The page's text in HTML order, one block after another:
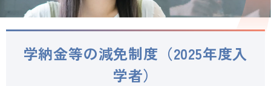
ゲ
ー
ー
シ
学納金等の減免制度（2025年度入
学者）